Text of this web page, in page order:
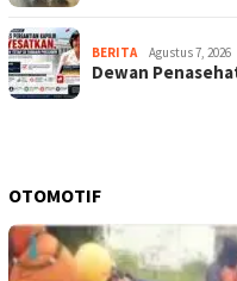
BERITA Agustus 7, 2026
Dewan
OTOMOTIF